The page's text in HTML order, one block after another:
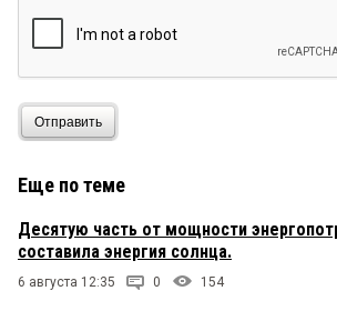
Отправить
Еще по теме
Десятую часть от мощности
составила энергия солнца.
6 августа 12:35 0 154